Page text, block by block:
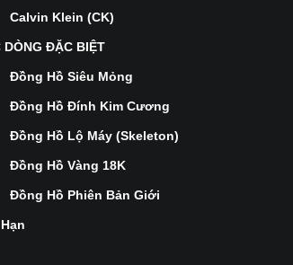
Calvin Klein (CK)
DÒNG ĐẶC BIỆT
Đồng Hồ Siêu Mỏng
Đồng Hồ Đính Kim Cương
Đồng Hồ Lộ Máy (Skeleton)
Đồng Hồ Vàng 18K
Đồng Hồ Phiên Bản Giới
Hạn